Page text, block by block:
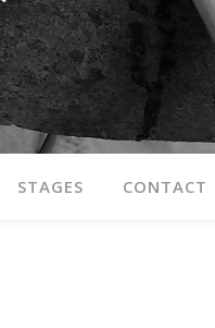
STAGES CONTACT